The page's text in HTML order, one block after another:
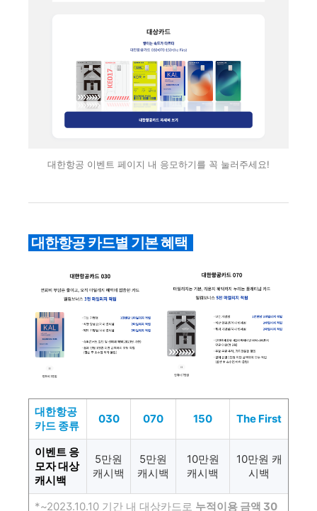
대한항공 이벤트 페이지 내 응모하기를 꼭 눌러주세요!
대한항공 카드별 기본 혜택
대한항공
카드 종류
030 070 150 The First
이벤트 응
모자 대상
캐시백
5만원
캐시백
5만원
캐시백
10만원
캐시백
10만원 캐
시백
*~2023.10.10 기간 내 대상카드로 누적이용 금액 30